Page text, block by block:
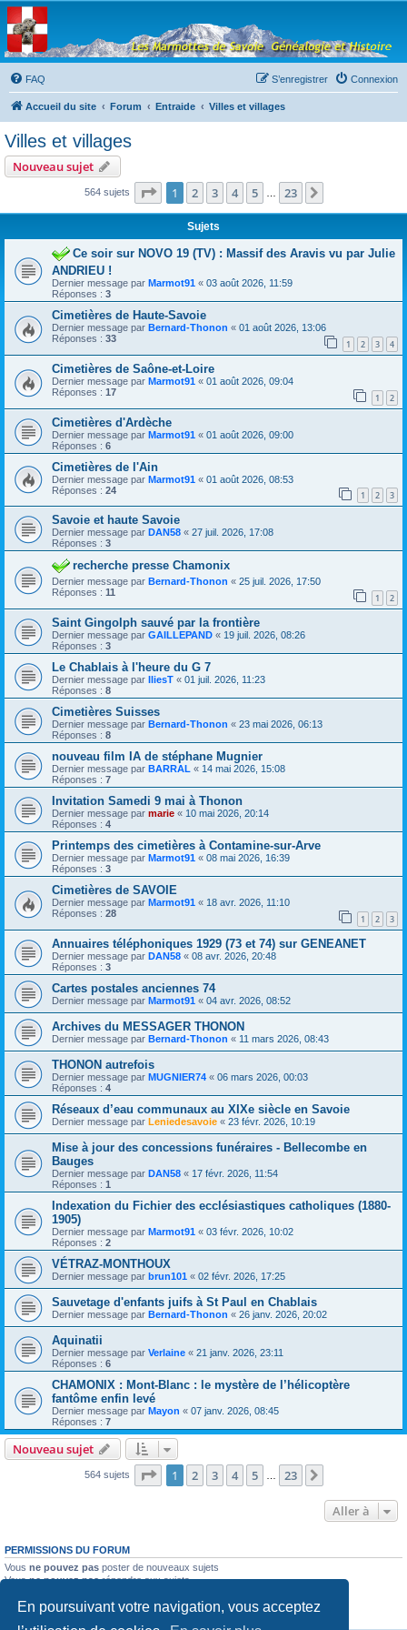
En poursuivant votre navigation, vous acceptez
Les Marmottes de
Savoie
Forum d'entraide généalogique
FAQ
Connexion
S’enregistrer
Accueil du site Forum Entraide Villes et villages
Villes et villages
Nouveau sujet
564 sujets Page 1sur23
1 2 3 4 5 23
Sujets
Ce soir sur NOVO 19 (TV) : Massif des Aravis vu par Julie
ANDRIEU !
Dernier message par Marmot91 « 03 août 2026, 11:59
Réponses : 3
Cimetières de Haute-Savoie
Dernier message par Bernard-Thonon « 01 août 2026, 13:06
Réponses : 33 1 2 3 4
Cimetières de Saône-et-Loire
Dernier message par Marmot91 « 01 août 2026, 09:04
Réponses : 17 1 2
Cimetières d'Ardèche
Dernier message par Marmot91 « 01 août 2026, 09:00
Réponses : 6
Cimetières de l'Ain
Dernier message par Marmot91 « 01 août 2026, 08:53
Réponses : 24 1 2 3
Savoie et haute Savoie
Dernier message par DAN58 « 27 juil. 2026, 17:08
Réponses : 3
recherche presse Chamonix
Dernier message par Bernard-Thonon « 25 juil. 2026, 17:50
Réponses : 11 1 2
Saint Gingolph sauvé par la frontière
Dernier message par GAILLEPAND « 19 juil. 2026, 08:26
Réponses : 3
Le Chablais à l'heure du G 7
Dernier message par IliesT « 01 juil. 2026, 11:23
Réponses : 8
Cimetières Suisses
Dernier message par Bernard-Thonon « 23 mai 2026, 06:13
Réponses : 8
nouveau film IA de stéphane Mugnier
Dernier message par BARRAL « 14 mai 2026, 15:08
Réponses : 7
Invitation Samedi 9 mai à Thonon
Dernier message par marie « 10 mai 2026, 20:14
Réponses : 4
Printemps des cimetières à Contamine-sur-Arve
Dernier message par Marmot91 « 08 mai 2026, 16:39
Réponses : 3
Cimetières de SAVOIE
Dernier message par Marmot91 « 18 avr. 2026, 11:10
Réponses : 28 1 2 3
Annuaires téléphoniques 1929 (73 et 74) sur GENEANET
Dernier message par DAN58 « 08 avr. 2026, 20:48
Réponses : 3
Cartes postales anciennes 74
Dernier message par Marmot91 « 04 avr. 2026, 08:52
Archives du MESSAGER THONON
Dernier message par Bernard-Thonon « 11 mars 2026, 08:43
THONON autrefois
Dernier message par MUGNIER74 « 06 mars 2026, 00:03
Réponses : 4
Réseaux d’eau communaux au XIXe siècle en Savoie
Dernier message par Leniedesavoie « 23 févr. 2026, 10:19
Mise à jour des concessions funéraires - Bellecombe en
Bauges
Dernier message par DAN58 « 17 févr. 2026, 11:54
Réponses : 1
Indexation du Fichier des ecclésiastiques catholiques (1880-
1905)
Dernier message par Marmot91 « 03 févr. 2026, 10:02
Réponses : 2
VÉTRAZ-MONTHOUX
Dernier message par brun101 « 02 févr. 2026, 17:25
Sauvetage d'enfants juifs à St Paul en Chablais
Dernier message par Bernard-Thonon « 26 janv. 2026, 20:02
Aquinatii
Dernier message par Verlaine « 21 janv. 2026, 23:11
Réponses : 6
CHAMONIX : Mont-Blanc : le mystère de l’hélicoptère
fantôme enfin levé
Dernier message par Mayon « 07 janv. 2026, 08:45
Réponses : 7
Nouveau sujet
564 sujets Page 1sur23
1 2 3 4 5 23
Aller à
PERMISSIONS DU FORUM
Vous ne pouvez pas poster de nouveaux sujets
Vousne pouvez pasrépondre aux sujets
Vousne pouvez passupprimer vos messages
ne pouvez pas joindre des fichiers